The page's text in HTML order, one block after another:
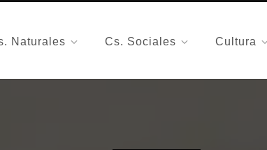
Naturales Cs. Sociales Cultura